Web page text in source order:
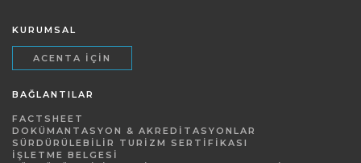
KURUMSAL
ACENTA İÇIN
BAĞLANTILAR
FACTSHEET
DOKÜMANTASYON & AKREDITASYONLAR
SÜRDÜRÜLEBILIR TURIZM SERTIFIKASI
İŞLETME BELGESI